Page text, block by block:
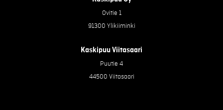
Ovitie 1
91300 Ylikiiminki
Kaskipuu Viitasaari
Puutie 4
44500 Viitasaari